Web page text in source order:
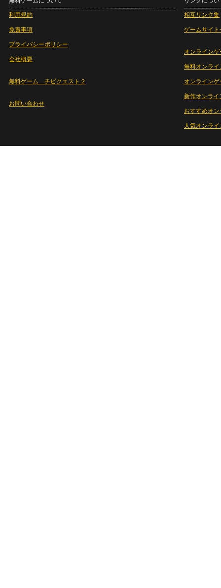
利用規約
免責事項
プライバシーポリシー
会社概要
無料ゲーム チビクエスト２
お問い合わせ
相互リンク集
ゲームサイト
オンラインゲ
無料オンライ
オンライン
新作オンライ
おすすめオ
人気オンラ